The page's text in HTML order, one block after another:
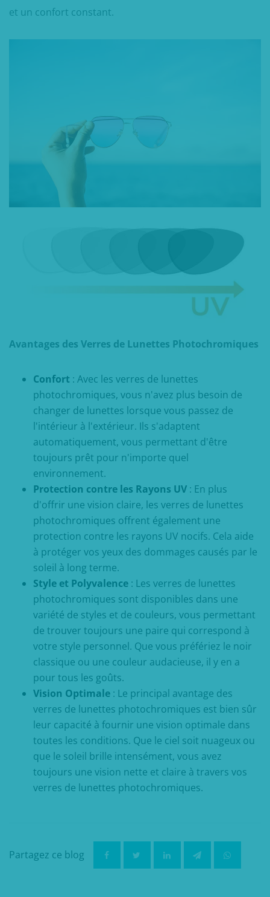
et un confort constant.
Avantages des Verres de Lunettes Photochromiques
Confort : Avec les verres de lunettes
photochromiques, vous n'avez plus besoin de
changer de lunettes lorsque vous passez de
l'intérieur à l'extérieur. Ils s'adaptent
automatiquement, vous permettant d'être
toujours prêt pour n'importe quel
environnement.
Protection contre les Rayons UV : En plus
d'offrir une vision claire, les verres de lunettes
photochromiques offrent également une
protection contre les rayons UV nocifs. Cela aide
à protéger vos yeux des dommages causés par le
soleil à long terme.
Style et Polyvalence : Les verres de lunettes
photochromiques sont disponibles dans une
variété de styles et de couleurs, vous permettant
de trouver toujours une paire qui correspond à
votre style personnel. Que vous préfériez le noir
classique ou une couleur audacieuse, il y en a
pour tous les goûts.
Vision Optimale : Le principal avantage des
verres de lunettes photochromiques est bien sûr
leur capacité à fournir une vision optimale dans
toutes les conditions. Que le ciel soit nuageux ou
que le soleil brille intensément, vous avez
toujours une vision nette et claire à travers vos
verres de lunettes photochromiques.
Partagez ce blog